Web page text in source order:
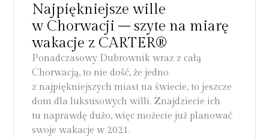
Najpiękniejsze wille
w Chorwacji – szyte na miarę
wakacje z CARTER®
Ponadczasowy Dubrownik wraz z całą
Chorwacją, to nie dość, że jedno
z najpiękniejszych miast na świecie, to jeszcze
dom dla luksusowych willi. Znajdziecie ich
tu naprawdę dużo, więc możecie już planować
swoje wakacje w 2021.